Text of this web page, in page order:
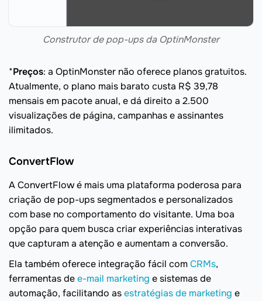
Construtor de pop-ups da OptinMonster
*Preços: a OptinMonster não oferece planos gratuitos.
Atualmente, o plano mais barato custa R$ 39,78
mensais em pacote anual, e dá direito a 2.500
visualizações de página, campanhas e assinantes
ilimitados.
ConvertFlow
A ConvertFlow é mais uma plataforma poderosa para
criação de pop-ups segmentados e personalizados
com base no comportamento do visitante. Uma boa
opção para quem busca criar experiências interativas
que capturam a atenção e aumentam a conversão.
Ela também oferece integração fácil comCRMs,
ferramentas dee-mail marketing e sistemas de
automação, facilitando asestratégias de marketing e